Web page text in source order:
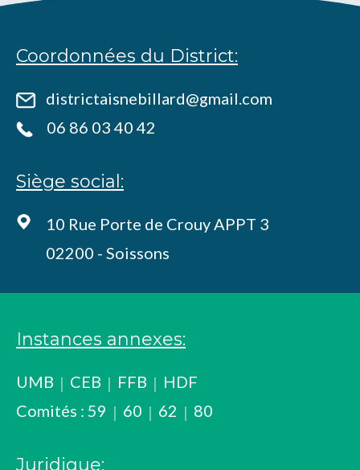
Coordonnées du District:
districtaisnebillard@gmail.com
06 86 03 40 42
Instances annexes:
UMB CEB FFB
HDF
Comités : 59 60 62 80
Siège social:
10 Rue Porte de Crouy APPT 3
02200 - Soissons
Juridique: